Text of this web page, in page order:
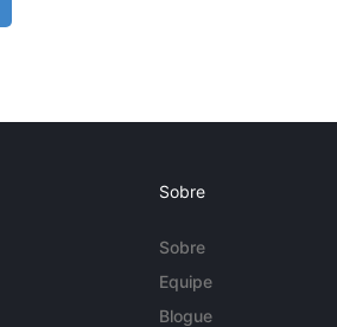
Sobre
Sobre
Equipe
Blogue